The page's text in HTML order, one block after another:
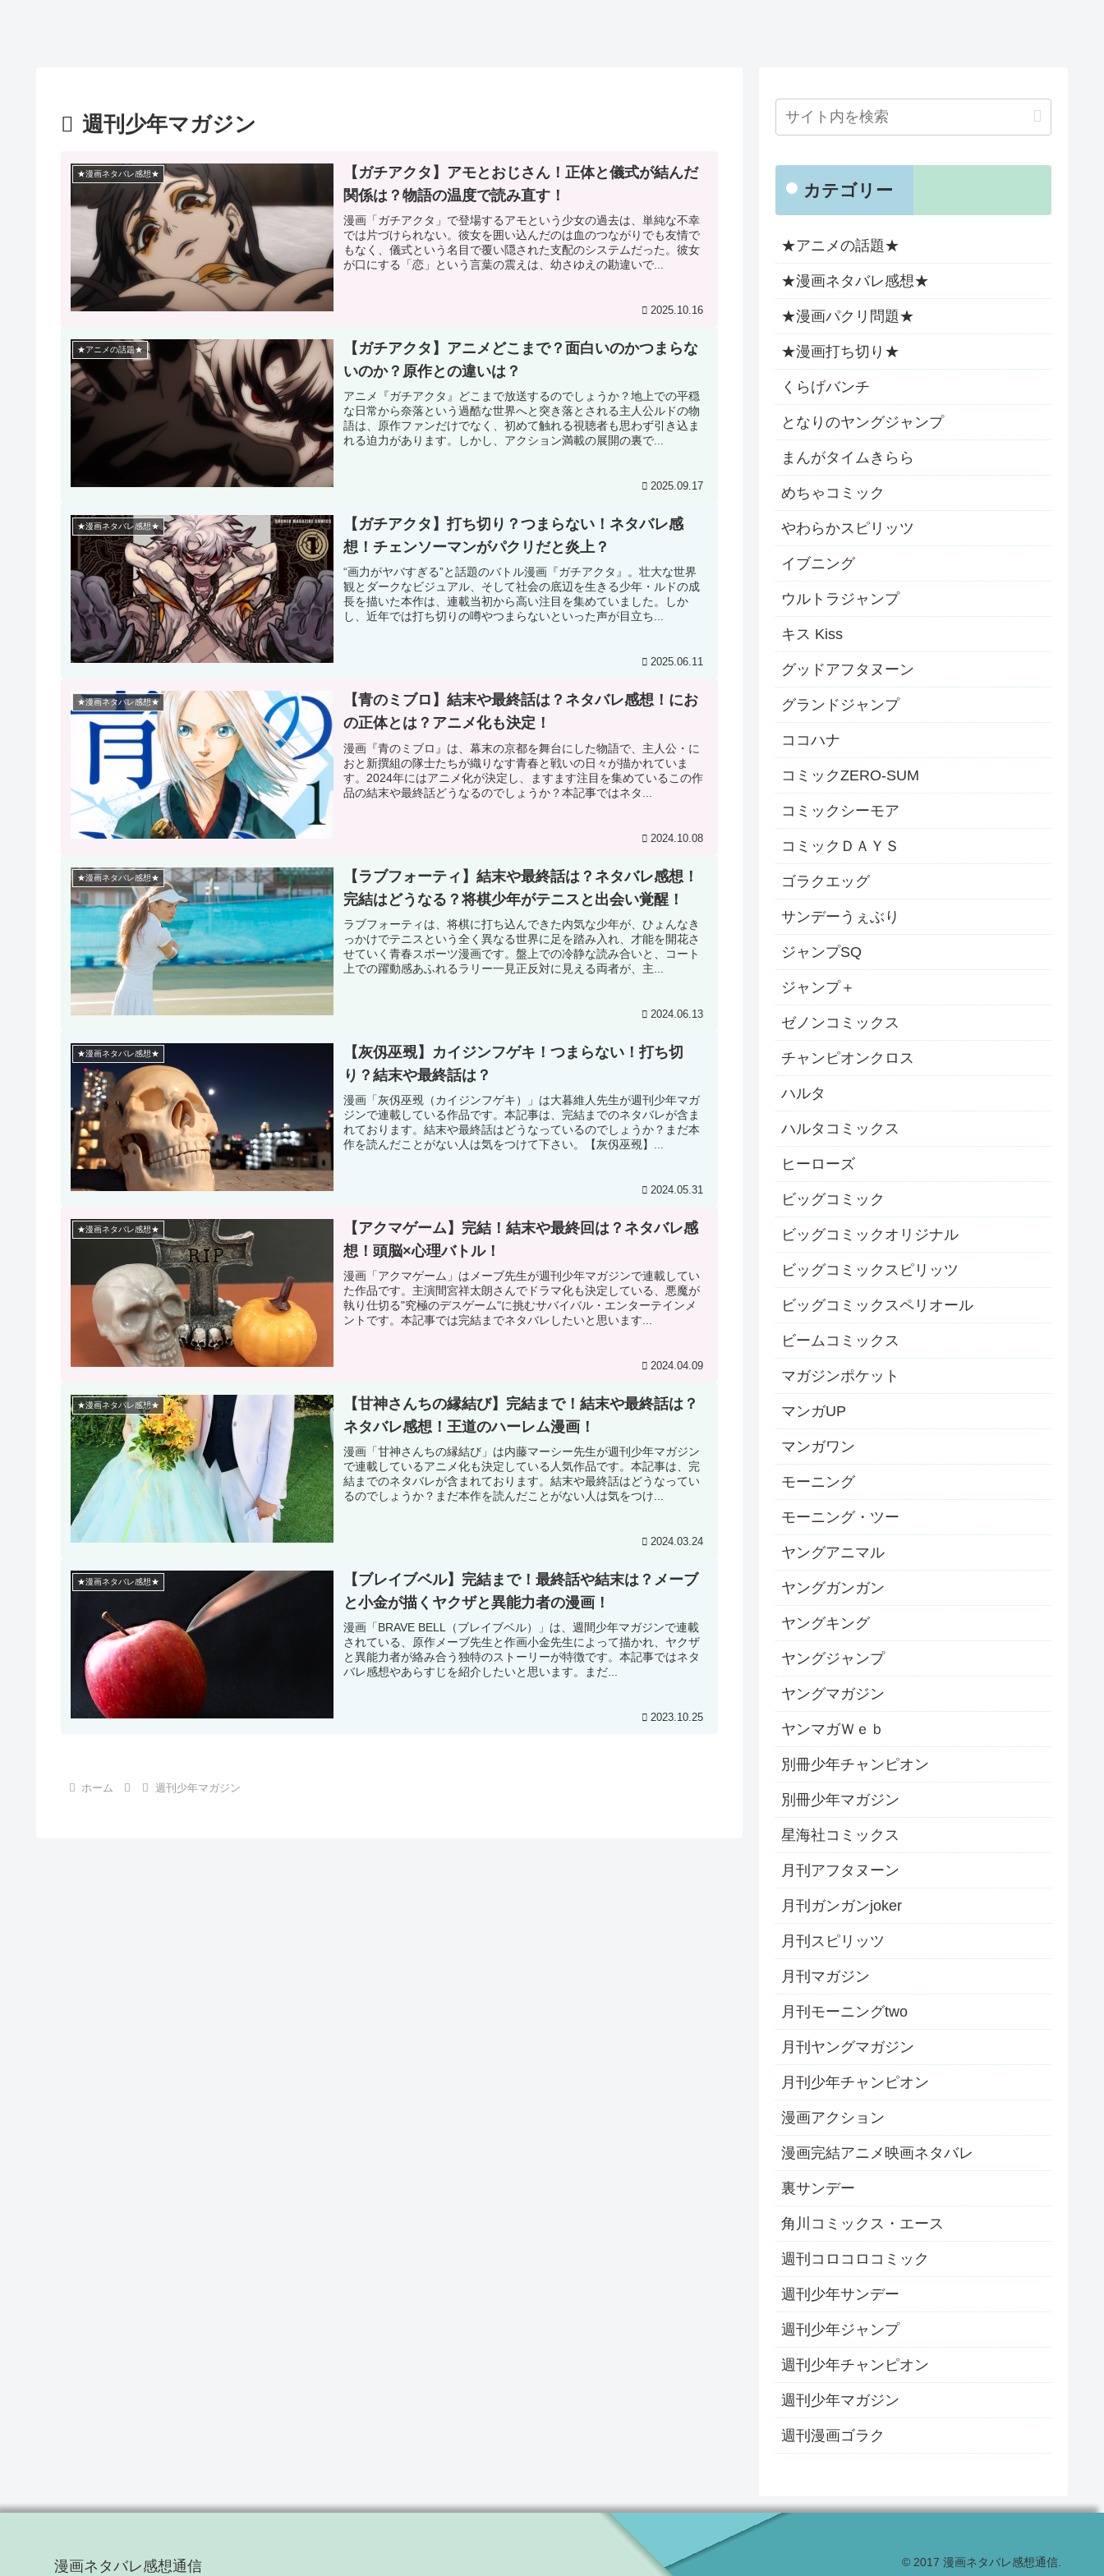
週刊少年マガジン
★漫画ネタバレ感想★
【ガチアクタ】アモとおじさん！正体と儀式が結んだ
関係は？物語の温度で読み直す！
漫画「ガチアクタ」で登場するアモという少女の過去は、単純な不幸
では片づけられない。彼女を囲い込んだのは血のつながりでも友情で
もなく、儀式という名目で覆い隠された支配のシステムだった。彼女
が口にする「恋」という言葉の震えは、幼さゆえの勘違いで...
2025.10.16
★アニメの話題★
【ガチアクタ】アニメどこまで？面白いのかつまらな
いのか？原作との違いは？
アニメ『ガチアクタ』どこまで放送するのでしょうか？地上での平穏
な日常から奈落という過酷な世界へと突き落とされる主人公ルドの物
語は、原作ファンだけでなく、初めて触れる視聴者も思わず引き込ま
れる迫力があります。しかし、アクション満載の展開の裏で...
2025.09.17
★漫画ネタバレ感想★
【ガチアクタ】打ち切り？つまらない！ネタバレ感
想！チェンソーマンがパクリだと炎上？
“画力がヤバすぎる”と話題のバトル漫画『ガチアクタ』。壮大な世界
観とダークなビジュアル、そして社会の底辺を生きる少年・ルドの成
長を描いた本作は、連載当初から高い注目を集めていました。しか
し、近年では打ち切りの噂やつまらないといった声が目立ち...
2025.06.11
★漫画ネタバレ感想★
【青のミブロ】結末や最終話は？ネタバレ感想！にお
の正体とは？アニメ化も決定！
漫画『青のミブロ』は、幕末の京都を舞台にした物語で、主人公・に
おと新撰組の隊士たちが織りなす青春と戦いの日々が描かれていま
す。2024年にはアニメ化が決定し、ますます注目を集めているこの作
品の結末や最終話どうなるのでしょうか？本記事ではネタ...
2024.10.08
★漫画ネタバレ感想★
【ラブフォーティ】結末や最終話は？ネタバレ感想！
完結はどうなる？将棋少年がテニスと出会い覚醒！
ラブフォーティは、将棋に打ち込んできた内気な少年が、ひょんなき
っかけでテニスという全く異なる世界に足を踏み入れ、才能を開花さ
せていく青春スポーツ漫画です。盤上での冷静な読み合いと、コート
上での躍動感あふれるラリー一見正反対に見える両者が、主...
2024.06.13
★漫画ネタバレ感想★
【灰仭巫覡】カイジンフゲキ！つまらない！打ち切
り？結末や最終話は？
漫画「灰仭巫覡（カイジンフゲキ）」は大暮維人先生が週刊少年マガ
ジンで連載している作品です。本記事は、完結までのネタバレが含ま
れております。結末や最終話はどうなっているのでしょうか？まだ本
作を読んだことがない人は気をつけて下さい。【灰仭巫覡】...
2024.05.31
★漫画ネタバレ感想★
【アクマゲーム】完結！結末や最終回は？ネタバレ感
想！頭脳×心理バトル！
漫画「アクマゲーム」はメーブ先生が週刊少年マガジンで連載してい
た作品です。主演間宮祥太朗さんでドラマ化も決定している、悪魔が
執り仕切る"究極のデスゲーム"に挑むサバイバル・エンターテインメ
ントです。本記事では完結までネタバレしたいと思います...
2024.04.09
★漫画ネタバレ感想★
【甘神さんちの縁結び】完結まで！結末や最終話は？
ネタバレ感想！王道のハーレム漫画！
漫画「甘神さんちの縁結び」は内藤マーシー先生が週刊少年マガジン
で連載しているアニメ化も決定している人気作品です。本記事は、完
結までのネタバレが含まれております。結末や最終話はどうなってい
るのでしょうか？まだ本作を読んだことがない人は気をつけ...
2024.03.24
★漫画ネタバレ感想★
【ブレイブベル】完結まで！最終話や結末は？メーブ
と小金が描くヤクザと異能力者の漫画！
漫画「BRAVE BELL（ブレイブベル）」は、週間少年マガジンで連載
されている、原作メーブ先生と作画小金先生によって描かれ、ヤクザ
と異能力者が絡み合う独特のストーリーが特徴です。本記事ではネタ
バレ感想やあらすじを紹介したいと思います。まだ...
2023.10.25
ホーム 週刊少年マガジン
カテゴリー
★アニメの話題★
★漫画ネタバレ感想★
★漫画パクリ問題★
★漫画打ち切り★
くらげバンチ
となりのヤングジャンプ
まんがタイムきらら
めちゃコミック
やわらかスピリッツ
イブニング
ウルトラジャンプ
キス Kiss
グッドアフタヌーン
グランドジャンプ
ココハナ
コミックZERO-SUM
コミックシーモア
コミックＤＡＹＳ
ゴラクエッグ
サンデーうぇぶり
ジャンプSQ
ジャンプ＋
ゼノンコミックス
チャンピオンクロス
ハルタ
ハルタコミックス
ヒーローズ
ビッグコミック
ビッグコミックオリジナル
ビッグコミックスピリッツ
ビッグコミックスペリオール
ビームコミックス
マガジンポケット
マンガUP
マンガワン
モーニング
モーニング・ツー
ヤングアニマル
ヤングガンガン
ヤングキング
ヤングジャンプ
ヤングマガジン
ヤンマガＷｅｂ
別冊少年チャンピオン
別冊少年マガジン
星海社コミックス
月刊アフタヌーン
月刊ガンガンjoker
月刊スピリッツ
月刊マガジン
月刊モーニングtwo
月刊ヤングマガジン
月刊少年チャンピオン
漫画アクション
漫画完結アニメ映画ネタバレ
裏サンデー
角川コミックス・エース
週刊コロコロコミック
週刊少年サンデー
週刊少年ジャンプ
週刊少年チャンピオン
週刊少年マガジン
週刊漫画ゴラク
漫画ネタバレ感想通信 © 2017 漫画ネタバレ感想通信.